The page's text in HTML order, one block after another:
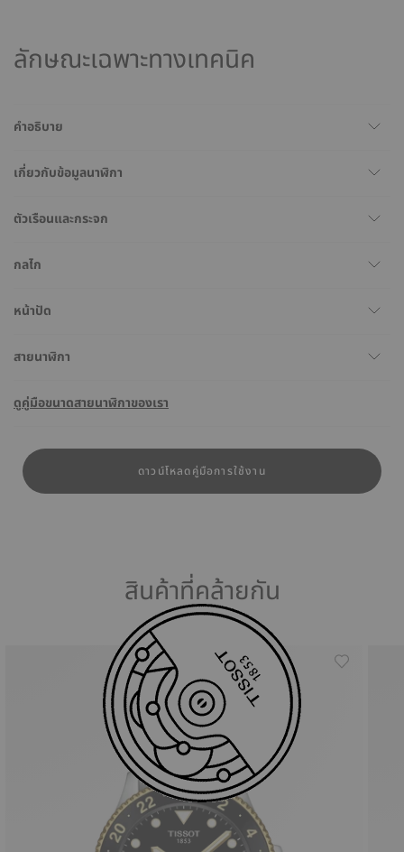
ลักษณะเฉพาะทางเทคนิค
คำอธิบาย
เกี่ยวกับข้อมูลนาฬิกา
ตัวเรือนและกระจก
กลไก
หน้าปัด
สายนาฬิกา
ดูคู่มือขนาดสายนาฬิกาของเรา
ดาวน์โหลดคู่มือการใช้งาน
สินค้าที่คล้ายกัน